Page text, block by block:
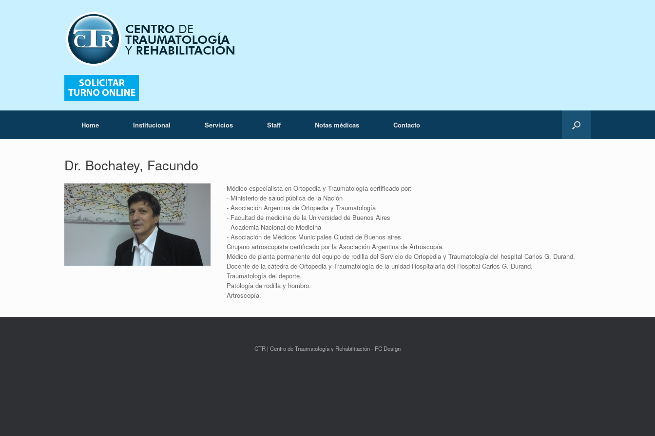
Home Institucional Servicios Staff Notas médicas Contacto
Dr. Bochatey, Facundo
Médico especialista en Ortopedia y Traumatología certificado por:
- Ministerio de salud pública de la Nación
- Asociación Argentina de Ortopedia y Traumatología
- Facultad de medicina de la Universidad de Buenos Aires
- Academia Nacional de Medicina
- Asociación de Médicos Municipales Ciudad de Buenos aires
Cirujano artroscopista certificado por la Asociación Argentina de Artroscopía.
Médico de planta permanente del equipo de rodilla del Servicio de Ortopedia y Traumatología del hospital Carlos G. Durand.
Docente de la cátedra de Ortopedia y Traumatología de la unidad Hospitalaria del Hospital Carlos G. Durand.
Traumatología del deporte.
Patología de rodilla y hombro.
Artroscopía.
CTR | Centro de Traumatología y Rehabilitación - FC Design